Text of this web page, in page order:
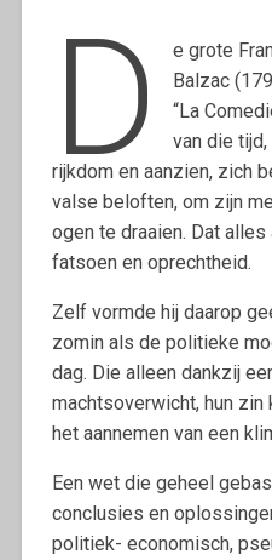
D
e grote
Balzac
“La
van die tijd,
rijkdom en aanzien, zich
valse beloften, om zijn
ogen te draaien. Dat
fatsoen en oprechtheid.
Zelf vormde hij daarop
zomin als de politieke
dag. Die alleen dankzij
machtsoverwicht, hun
het aannemen van een
Een wet die geheel
conclusies en
politiek- economisch,